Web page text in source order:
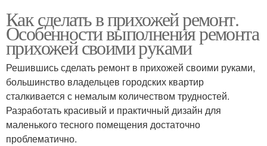
Как сделать в прихожей ремонт.
Особенности выполнения ремонта
прихожей своими руками
Решившись сделать ремонт в прихожей своими руками,
большинство владельцев городских квартир
сталкивается с немалым количеством трудностей.
Разработать красивый и практичный дизайн для
маленького тесного помещения достаточно
проблематично.